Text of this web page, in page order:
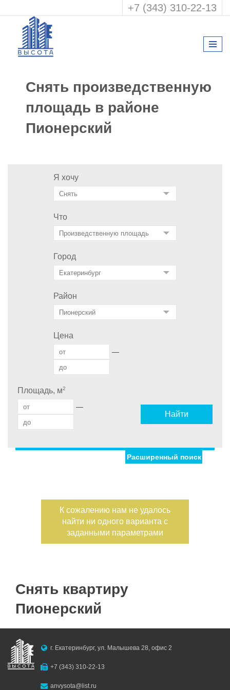
+7 (343) 310-22-13
Снять произведственную
площадь в районе
Пионерский
Я хочу
Что
Город
Район
Цена
—
Площадь, м2
—
Найти
Дом С фото
Расширенный поиск
Снять квартиру
Пионерский
К сожалению нам не удалось
найти ни одного варианта с
заданными параметрами
г. Екатеринбург, ул. Малышева 28, офис 2
+7 (343) 310-22-13
anvysota@list.ru